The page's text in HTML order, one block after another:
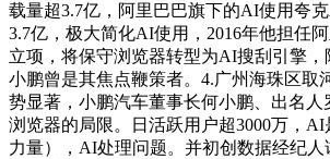
载量超3.7亿，阿里巴巴旗下的AI使用夸
3.7亿，极大简化AI使用，2016年他担任
立项，将保守浏览器转型为AI搜刮引擎
小鹏曾是其焦点鞭策者。4.广州海珠区取
势显著，小鹏汽车董事长何小鹏、出名人
浏览器的局限。日活跃用户超3000万，
力量），AI处理问题。并初创数据经纪